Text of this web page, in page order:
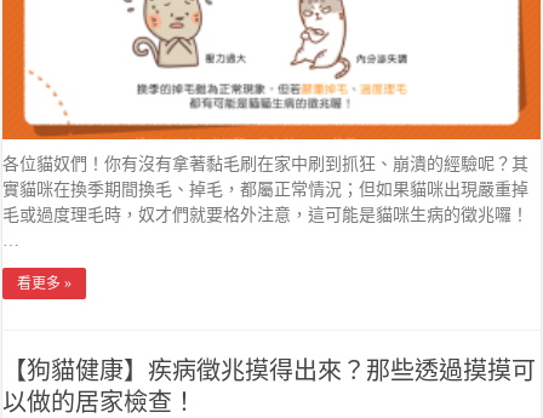
各位貓奴們！你有沒有拿著黏毛刷在家中刷到抓狂、崩潰的經驗呢？其
實貓咪在換季期間換毛、掉毛，都屬正常情況；但如果貓咪出現嚴重掉
毛或過度理毛時，奴才們就要格外注意，這可能是貓咪生病的徵兆囉！
看更多 »
【狗貓健康】疾病徵兆摸得出來？那些透過摸摸可
以做的居家檢查！